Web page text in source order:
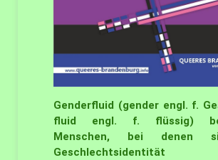
Genderfluid (gender engl. f.
fluid engl. f. flüssig)
Menschen, bei denen